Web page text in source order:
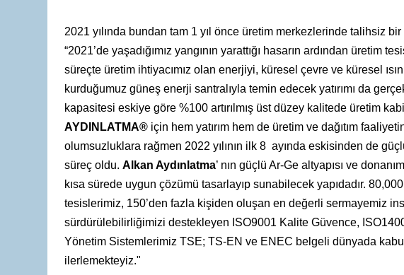
2021 yılında bundan tam 1 yıl önce üretim merkezlerinde talihsiz bir
“2021’de yaşadığımız yangının yarattığı hasarın ardından
süreçte üretim ihtiyacımız olan enerjiyi, küresel çevre ve küresel
kurduğumuz güneş enerji santralıyla temin edecek yatırımı da
kapasitesi eskiye göre %100 artırılmış üst düzey kalitede üretim
AYDINLATMA®için hem yatırım hem de üretim ve dağıtım
olumsuzluklara rağmen 2022 yılının ilk 8 ayında eskisinden de
süreç oldu. Alkan Aydınlatma’ nın güçlü Ar-Ge altyapısı ve
kısa sürede uygun çözümü tasarlayıp sunabilecek yapıdadır.
tesislerimiz, 150’den fazla kişiden oluşan en değerli sermayemiz
sürdürülebilirliğimizi destekleyen ISO9001 Kalite Güvence,
Yönetim Sistemlerimiz TSE; TS-EN ve ENEC belgeli dünyada
ilerlemekteyiz."